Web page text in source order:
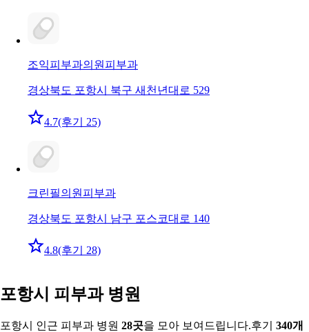
조익피부과의원 피부과
경상북도 포항시 북구 새천년대로 529
4.7(후기 25)
크린필의원 피부과
경상북도 포항시 남구 포스코대로 140
4.8(후기 28)
포항시 피부과 병원
포항시 인근 피부과 병원 28곳을 모아 보여드립니다.후기 340개